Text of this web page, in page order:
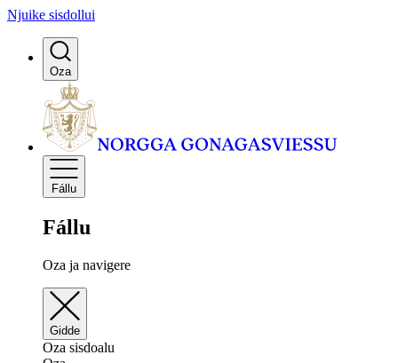
Njuike sisdollui
Oza
Fállu
Fállu
Oza ja navigere
Gidde
Oza sisdoalu